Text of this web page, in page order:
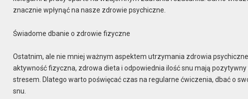
znacznie wpłynąć na nasze zdrowie psychiczne.
Świadome dbanie o zdrowie fizyczne
Ostatnim, ale nie mniej ważnym aspektem utrzymania zdrowia
aktywność fizyczna, zdrowa dieta i odpowiednia ilość snu mają
stresem. Dlatego warto poświęcać czas na regularne ćwiczenia, dbać o
snu.